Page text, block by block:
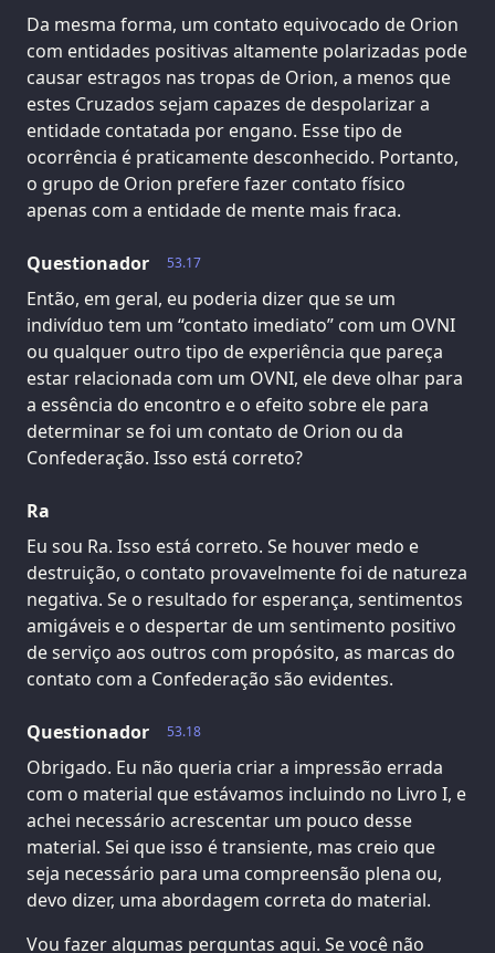
Da mesma forma, um contato equivocado de Orion
com entidades positivas altamente polarizadas pode
causar estragos nas tropas de Orion, a menos que
estes Cruzados sejam capazes de despolarizar a
entidade contatada por engano. Esse tipo de
ocorrência é praticamente desconhecido. Portanto,
o grupo de Orion prefere fazer contato físico
apenas com a entidade de mente mais fraca.
53.17
Questionador
Então, em geral, eu poderia dizer que se um
indivíduo tem um “contato imediato” com um OVNI
ou qualquer outro tipo de experiência que pareça
estar relacionada com um OVNI, ele deve olhar para
a essência do encontro e o efeito sobre ele para
determinar se foi um contato de Orion ou da
Confederação. Isso está correto?
Ra
Eu sou Ra. Isso está correto. Se houver medo e
destruição, o contato provavelmente foi de natureza
negativa. Se o resultado for esperança, sentimentos
amigáveis e o despertar de um sentimento positivo
de serviço aos outros com propósito, as marcas do
contato com a Confederação são evidentes.
53.18
Questionador
Obrigado. Eu não queria criar a impressão errada
com o material que estávamos incluindo no Livro I, e
achei necessário acrescentar um pouco desse
material. Sei que isso é transiente, mas creio que
seja necessário para uma compreensão plena ou,
devo dizer, uma abordagem correta do material.
Vou fazer algumas perguntas aqui. Se você não